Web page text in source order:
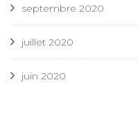
septembre 2020
juillet 2020
juin 2020